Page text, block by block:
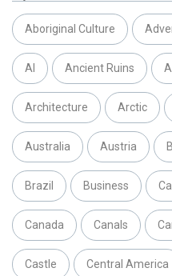
Aboriginal Culture
AI Ancient Ruins
Architecture Arctic
Australia Austria
Brazil Business
Canada Canals
Castle Central America